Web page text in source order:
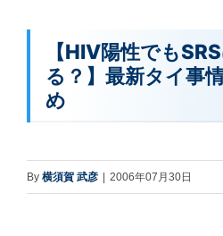
【HIV陽性でも
る？】最新タイ事
め
By 横須賀 武彦 2006年07月30日